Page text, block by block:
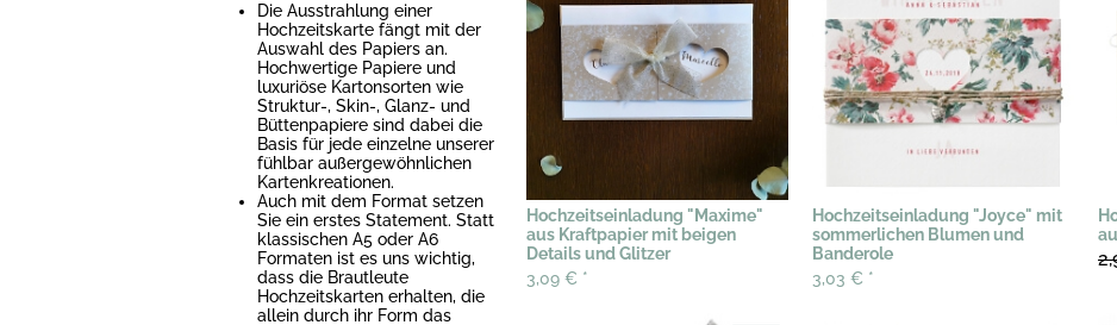
Die Ausstrahlung einer
Hochzeitskarte fängt mit der
Auswahl des Papiers an.
Hochwertige Papiere und
luxuriöse Kartonsorten wie
Struktur-, Skin-, Glanz- und
Büttenpapiere sind dabei die
Basis für jede einzelne unserer
fühlbar außergewöhnlichen
Kartenkreationen.
Auch mit dem Format setzen
Sie ein erstes Statement. Statt
klassischen A5 oder A6
Formaten ist es uns wichtig,
dass die Brautleute
Hochzeitskarten erhalten, die
allein durch ihr Form das
Hochzeitseinladung "Maxime"
aus Kraftpapier mit beigen
Details und Glitzer
3,09 € *
Hochzeitseinladung "Joyce" mit
sommerlichen Blumen und
Banderole
3,03 € *